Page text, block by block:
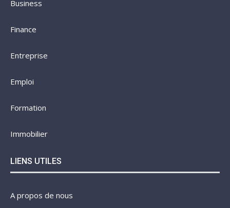
Business
Finance
Entreprise
Emploi
Formation
Immobilier
LIENS UTILES
A propos de nous